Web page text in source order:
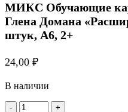
МИКС Обучающие
Глена Домана
штук, А6, 2+
24,00 ₽
В наличии
Количество